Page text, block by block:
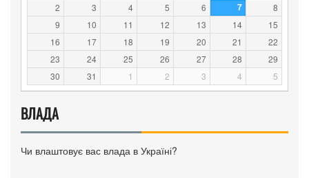
2
3 4 5 6 7
8
9
10 11 12 13 14
15
16
17 18 19 20 21
22
23
24 25 26 27 28
29
30
31 1 2 3 4 5
ВЛАДА
Чи влаштовує вас влада в Україні?